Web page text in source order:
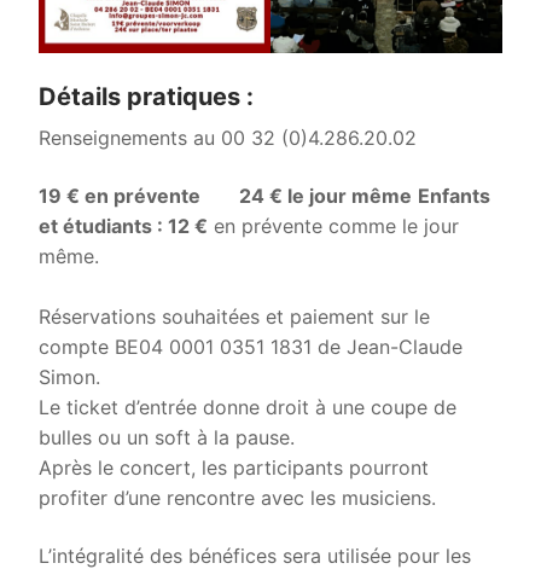
Détails pratiques :
Renseignements au 00 32 (0)4.286.20.02
19 € en prévente 24 € le jour même Enfants
et étudiants : 12 € en prévente comme le jour
même.
Réservations souhaitées et paiement sur le
compte BE04 0001 0351 1831 de Jean-Claude
Simon.
Le ticket d’entrée donne droit à une coupe de
bulles ou un soft à la pause.
Après le concert, les participants pourront
profiter d’une rencontre avec les musiciens.
L’intégralité des bénéfices sera utilisée pour les